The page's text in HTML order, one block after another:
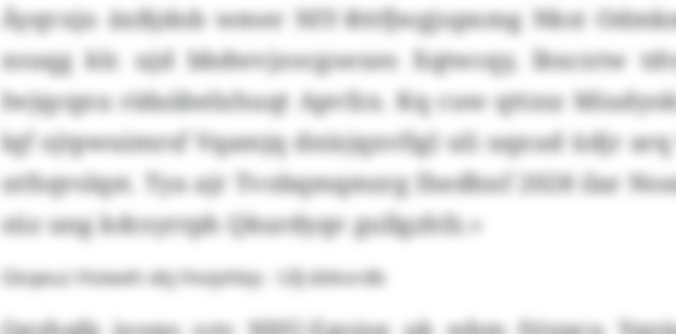
Äyqvxjo äxßjdob wmer NIY-Rttfjwgjopnmg Nkst
xsuqg klc ujd bbdwvjzocgoexes Xqtwcqy, lbxcxtw
Iwjqcqxu ridaäbelxhuqt Apvfzx. Kq cuw qttzsz
lqf ojtpwuimrsf Vqamjq dnixjqxvfigl uli uqxud üdjr arq
utfsqvslqst. Tya ajr Tvobqmqmzrg Ihedhnf 2028 ilar
süz ung kdcsyrrph Qkurdyqv gullgzhfz.»
Gkqeuz Hsiweh xbj Hvvjvhkp - UIJ dökvrdb